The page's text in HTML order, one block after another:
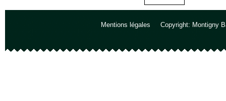
Mentions légales Copyright: Montigny